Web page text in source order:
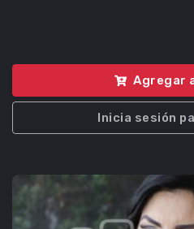
Agregar
Inicia sesión